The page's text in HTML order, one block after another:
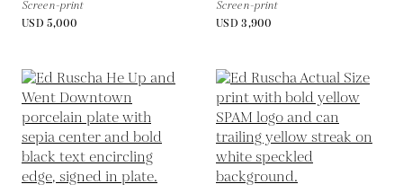
Screen-print
USD 5,000
Screen-print
USD 3,900